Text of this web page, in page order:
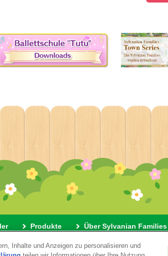
Produkte Über Sylvanian Families
Datenschutz Informationen zu
Inhalte und Anzeigen zu personalisieren und